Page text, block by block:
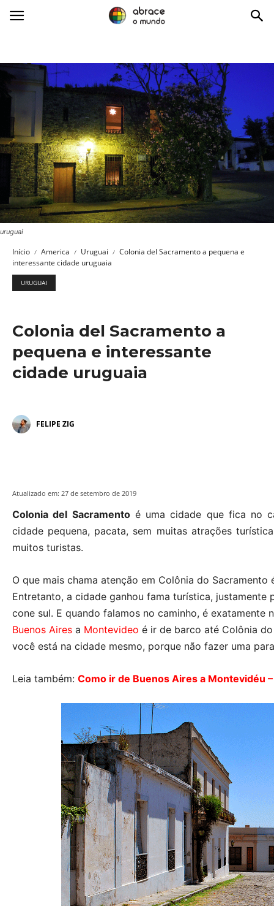
uruguai
Início America Uruguai
Colonia del Sacramento a pequena e
interessante cidade uruguaia
URUGUAI
Colonia del Sacramento a
pequena e interessante
cidade uruguaia
FELIPE ZIG
Atualizado em: 27 de setembro de 2019
Colonia del Sacramentoé uma cidade que fica no
cidade pequena, pacata, sem muitas atrações
muitos turistas.
O que mais chama atenção em Colônia do
Entretanto, a cidade ganhou fama turística,
cone sul. E quando falamos no caminho, é
Buenos Aires a Montevideo é ir de barco até Colônia
você está na cidade mesmo, porque não fazer uma
Leia também: Como ir de Buenos Aires a Montevidéu